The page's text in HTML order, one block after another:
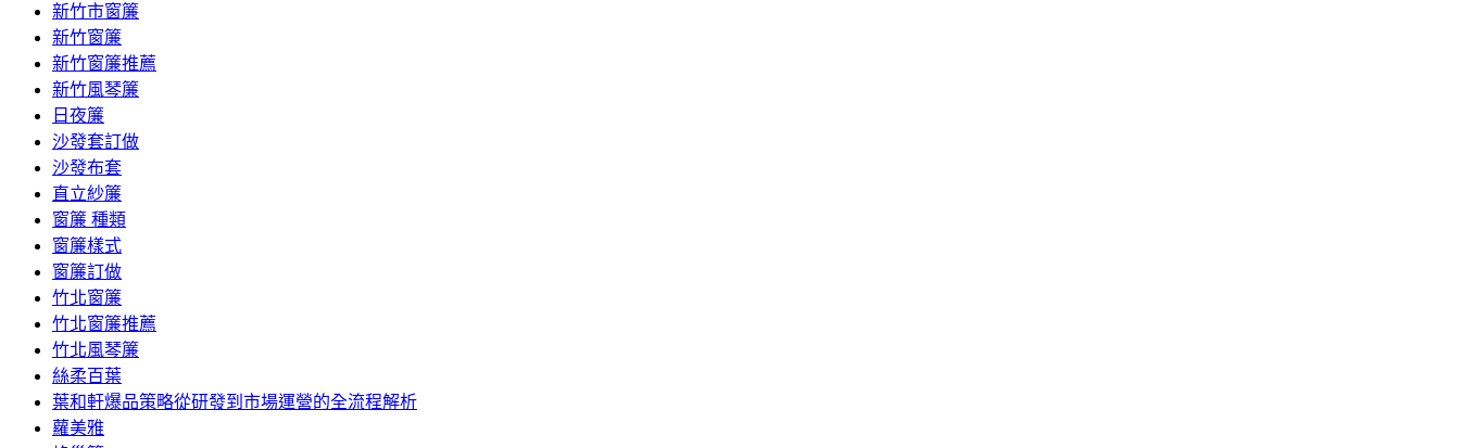
新竹市窗簾
新竹窗簾
新竹窗簾推薦
新竹風琴簾
日夜簾
沙發套訂做
沙發布套
直立紗簾
窗簾 種類
窗簾樣式
窗簾訂做
竹北窗簾
竹北窗簾推薦
竹北風琴簾
絲柔百葉
葉和軒爆品策略從研發到市場運營的全流程解析
蘿美雅